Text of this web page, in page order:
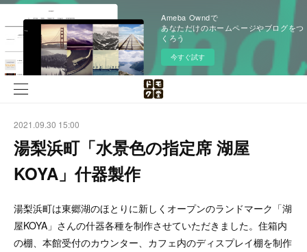
Ameba Owndで
あなただけのホームページやブログをつ
くろう
今すぐ試す
2021.09.30 15:00
湯梨浜町「水景色の指定席 湖屋
KOYA」什器製作
湯梨浜町は東郷湖のほとりに新しくオープンのランドマーク「湖
屋KOYA」さんの什器各種を制作させていただきました。住箱内
の棚、本館受付のカウンター、カフェ内のディスプレイ棚を制作